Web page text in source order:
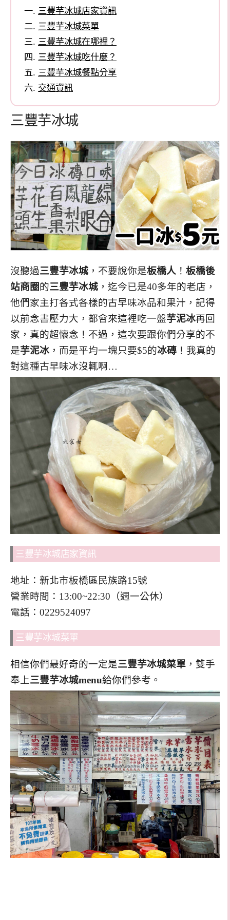
三豐芋冰城店家資訊
三豐芋冰城菜單
三豐芋冰城在哪裡？
三豐芋冰城吃什麼？
三豐芋冰城餐點分享
交通資訊
三豐芋冰城
沒聽過三豐芋冰城 ，不要說你是板橋人 ！ 板橋後
站商圈的三豐芋冰城 ，迄今已是40多年的老店，
他們家主打各式各樣的古早味冰品和果汁，記得
以前念書壓力大，都會來這裡吃一盤芋泥冰再回
家，真的超懷念！不過，這次要跟你們分享的不
是芋泥冰 ，而是平均一塊只要$5的冰磚 ！我真的
對這種古早味冰沒輒啊…
三豐芋冰城店家資訊
地址：新北市板橋區民族路15號
營業時間：13:00~22:30（週一公休）
電話：0229524097
三豐芋冰城菜單
相信你們最好奇的一定是三豐芋冰城菜單 ，雙手
奉上三豐芋冰城menu給你們參考。